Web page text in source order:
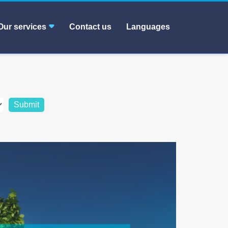
services Contact us Languages